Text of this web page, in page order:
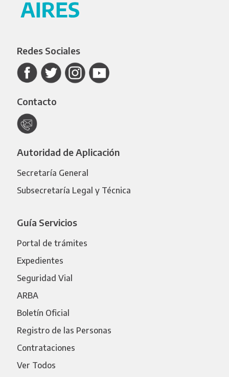
Redes Sociales
Contacto
Autoridad de Aplicación
Secretaría General
Subsecretaría Legal y Técnica
Guía Servicios
Portal de trámites
Expedientes
Seguridad Vial
ARBA
Boletín Oficial
Registro de las Personas
Contrataciones
Ver Todos